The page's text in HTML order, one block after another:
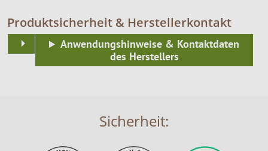
Produktsicherheit & Herstellerkontakt
Anwendungshinweise & Kontaktdaten
des Herstellers
Sicherheit: